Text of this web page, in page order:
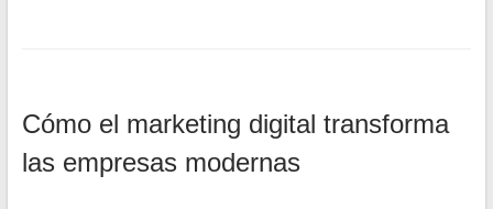
Cómo el marketing digital transforma
las empresas modernas